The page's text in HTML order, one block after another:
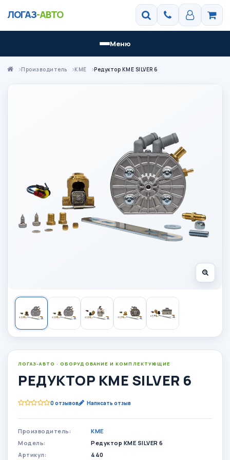
ЛОГАЗ-АВТО
Меню
Производитель KME Редуктор KME SILVER 6
ЛОГАЗ-АВТО · ОБОРУДОВАНИЕ И КОМПЛЕКТУЮЩИЕ
РЕДУКТОР KME SILVER 6
0 отзывов Написать отзыв
Производитель:
KME
Модель:
Редуктор KME SILVER 6
Артикул:
440